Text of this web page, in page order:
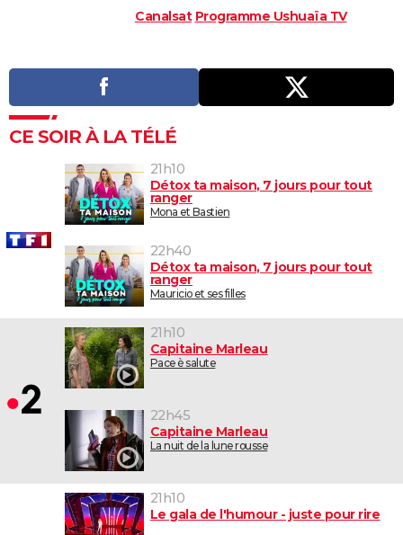
Canalsat Programme Ushuaïa TV
CE SOIR À LA TÉLÉ
21h10
Détox ta maison, 7 jours pour tout
ranger
Mona et Bastien
22h40
Détox ta maison, 7 jours pour tout
ranger
Mauricio et ses filles
21h10
Capitaine Marleau
Pace è salute
22h45
Capitaine Marleau
La nuit de la lune rousse
21h10
Le gala de l'humour - juste pour rire